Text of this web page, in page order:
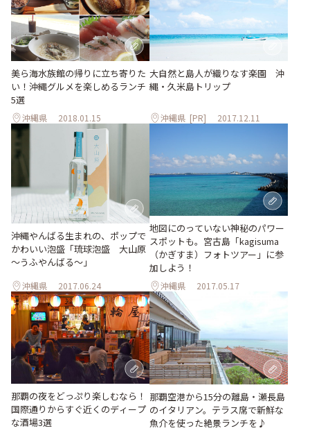
美ら海水族館の帰りに立ち寄りた
い！沖縄グルメを楽しめるランチ
5選
沖縄県 2018.01.15
大自然と島人が織りなす楽園 沖
縄・久米島トリップ
沖縄県 [PR] 2017.12.11
沖縄やんばる生まれの、ポップで
かわいい泡盛「琉球泡盛 大山原
～うふやんばる～」
沖縄県 2017.06.24
地図にのっていない神秘のパワー
スポットも。宮古島「kagisuma
（かぎすま）フォトツアー」に参
加しよう！
沖縄県 2017.05.17
那覇の夜をどっぷり楽しむなら！
国際通りからすぐ近くのディープ
な酒場3選
那覇空港から15分の離島・瀬長島
のイタリアン。テラス席で新鮮な
魚介を使った絶景ランチを♪